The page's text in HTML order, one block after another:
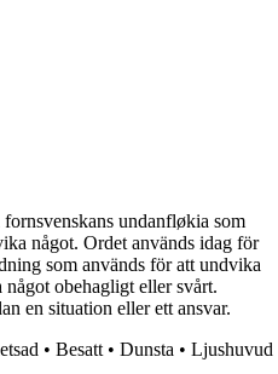
undanfløkia som
något. Ordet används idag för
som används för att undvika
obehagligt eller svårt.
en situation eller ett ansvar.
• Besatt • Dunsta • Ljushuvud